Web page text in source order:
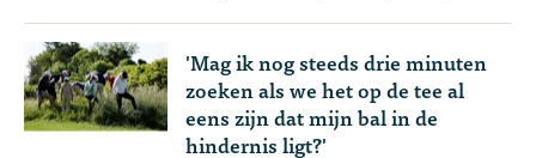
'Mag ik nog steeds drie minuten
zoeken als we het op de tee al
eens zijn dat mijn bal in de
hindernis ligt?'